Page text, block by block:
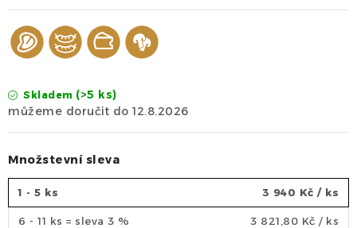
Skladem (>5 ks)
12.8.2026
Množstevní sleva
1 - 5 ks 3 940 Kč / ks
6 - 11 ks = sleva 3 % 3 821,80 Kč / ks